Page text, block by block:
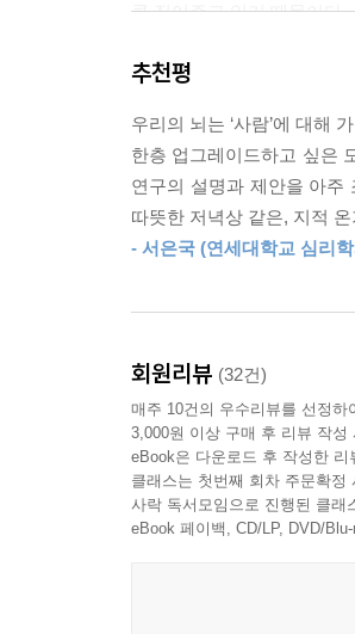
콕 집어주고 있기 때문이다.
예컨대, 새로 한 머리가 예
편향’이라는 뻥쟁이가 살고
이 밖에도 별로 좋아하지도
매번 실패하는지 등 그 이
“이 때문이었구나.”
심리학적 통찰을 다섯 가지
1) 서툴고 여린 나를 응원해
2 )평범한 일상을 빛나게 해
3) 서로를 이해하는 연습이
4) 시간 관리의 기본기를 잡
추천평
우리의 뇌는 ‘사람’에 대해
한층 업그레이드하고 싶은
연구의 설명과 제안을 아주
따뜻한 저녁상 같은, 지적
- 서은국 (연세대학교 심리
회원리뷰 (32건)
매주 10건의 우수리뷰를 선정
3,000원 이상 구매 후 리뷰 작성
eBook은 다운로드 후 작성한
클래스는 첫번째 회차 주문확
사락 독서모임으로 진행된 클래
eBook 페이백, CD/LP, DVD/